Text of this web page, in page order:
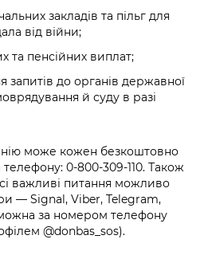
адміністрація
стану
закладів та пільг для
від війни;
та пенсійних виплат;
запитів до органів державної
й суду в разі
може кожен безкоштовно
0-800-309-110. Також
важливі питання можливо
— Signal, Viber, Telegram,
за номером телефону
@donbas_sos).